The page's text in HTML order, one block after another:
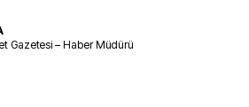
Gazetesi – Haber Müdürü